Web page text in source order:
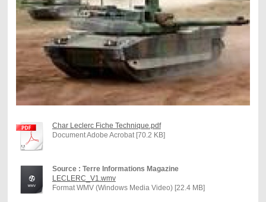
Char Leclerc Fiche Technique.pdf
Document Adobe Acrobat [70.2 KB]
Source : Terre Informations Magazine
LECLERC_V1.wmv
Format WMV (Windows Media Video) [22.4 MB]